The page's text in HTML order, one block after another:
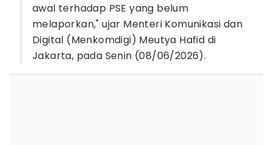
awal terhadap PSE yang belum
melaporkan," ujar Menteri Komunikasi dan
Digital (Menkomdigi) Meutya Hafid di
Jakarta, pada Senin (08/06/2026).